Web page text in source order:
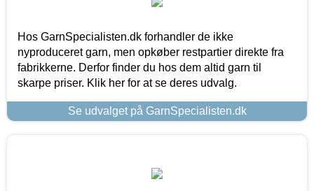
Hos GarnSpecialisten.dk forhandler de ikke
nyproduceret garn, men opkøber restpartier direkte fra
fabrikkerne. Derfor finder du hos dem altid garn til
skarpe priser. Klik her for at se deres udvalg.
Se udvalget på GarnSpecialisten.dk